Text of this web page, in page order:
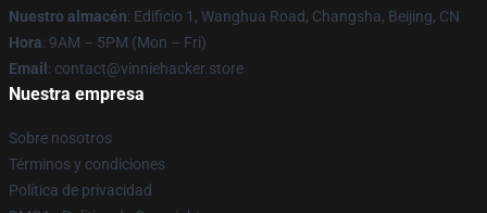
Nuestro almacén: Edificio 1, Wanghua Road, Changsha, Beijing, CN
Hora: 9AM – 5PM (Mon – Fri)
Email : contact@vinniehacker.store
Nuestra empresa
Sobre nosotros
Términos y condiciones
Política de privacidad